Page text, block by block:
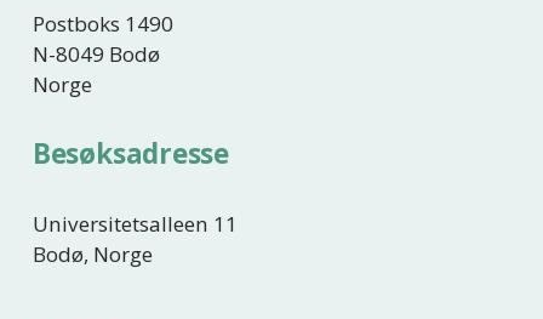
Postboks 1490
N-8049 Bodø
Norge
Besøksadresse
Universitetsalleen 11
Bodø, Norge